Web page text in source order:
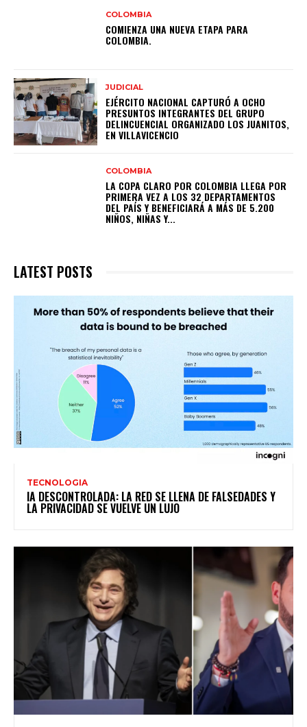
COLOMBIA
COMIENZA UNA NUEVA ETAPA PARA
COLOMBIA.
JUDICIAL
EJÉRCITO NACIONAL CAPTURÓ A OCHO
PRESUNTOS INTEGRANTES DEL GRUPO
DELINCUENCIAL ORGANIZADO LOS JUANITOS,
EN VILLAVICENCIO
COLOMBIA
LA COPA CLARO POR COLOMBIA LLEGA POR
PRIMERA VEZ A LOS 32 DEPARTAMENTOS
DEL PAÍS Y BENEFICIARÁ A MÁS DE 5.200
NIÑOS, NIÑAS Y...
LATEST POSTS
TECNOLOGIA
IA DESCONTROLADA: LA RED SE LLENA DE FALSEDADES Y
LA PRIVACIDAD SE VUELVE UN LUJO